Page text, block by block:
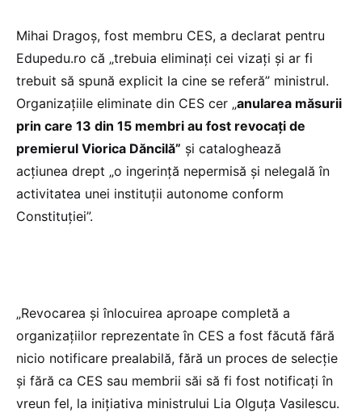
Mihai Dragoș, fost membru CES, a declarat pentru
Edupedu.ro că „trebuia eliminați cei vizați și ar fi
trebuit să spună explicit la cine se referă” ministrul.
Organizațiile eliminate din CES cer „anularea măsurii
prin care 13 din 15 membri au fost revocați de
premierul Viorica Dăncilă” și cataloghează
acțiunea drept „o ingerință nepermisă și nelegală în
activitatea unei instituții autonome conform
Constituției”.
„Revocarea și înlocuirea aproape completă a
organizațiilor reprezentate în CES a fost făcută fără
nicio notificare prealabilă, fără un proces de selecție
și fără ca CES sau membrii săi să fi fost notificați în
vreun fel, la inițiativa ministrului Lia Olguța Vasilescu.